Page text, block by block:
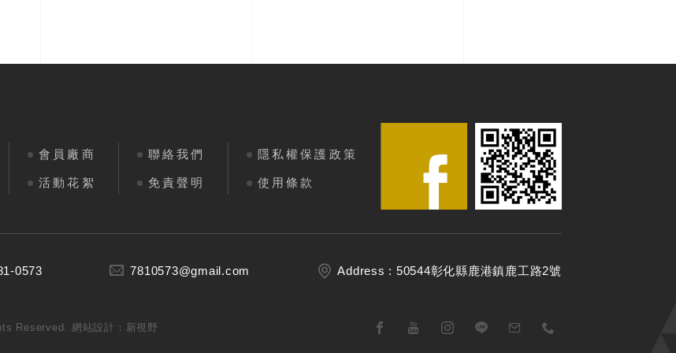
會員廠商
活動花絮
聯絡我們
免責聲明
隱私權保護政策
使用條款
0573 7810573@gmail.com Address : 50544彰化縣鹿港鎮鹿工路2號
Reserved. 網站設計：新視野